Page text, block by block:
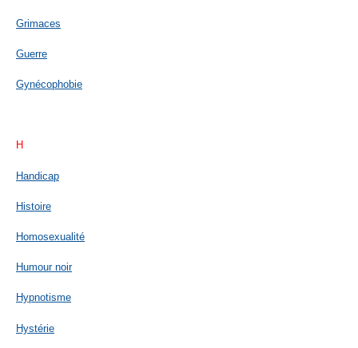
Grimaces
Guerre
Gynécophobie
H
Handicap
Histoire
Homosexualité
Humour noir
Hypnotisme
Hystérie